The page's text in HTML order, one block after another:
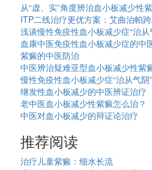
从“虚、实”角度辨治血小板减少性
ITP二线治疗更优方案：艾曲泊帕
浅谈慢性免疫性血小板减少症“治从
血康中医免疫性血小板减少症的中
紫癜的中医防治
中医辨治疑难亚型血小板减少性紫
慢性免疫性血小板减少症“治从气阴”
继发性血小板减少的中医辨证治疗
老中医血小板减少性紫癜怎么治？
中医对血小板减少的辩证论治疗
推荐阅读
治疗儿童紫癜：细水长流